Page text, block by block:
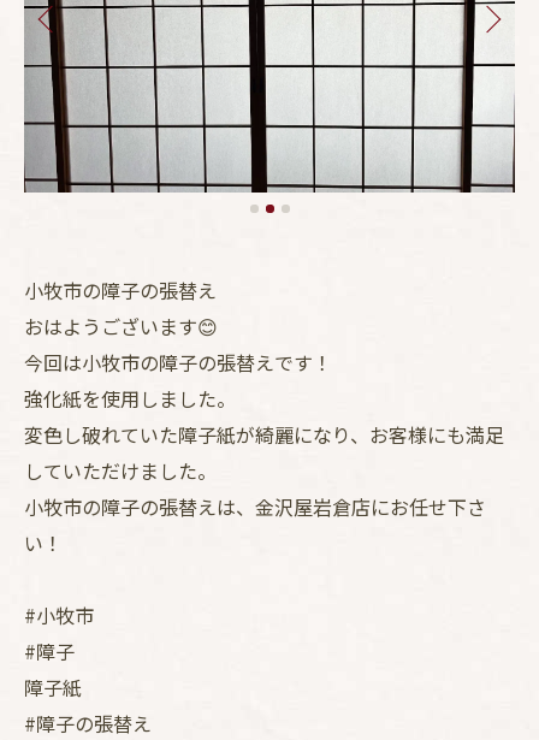
小牧市の障子の張替え
おはようございます😊
今回は小牧市の障子の張替えです！
強化紙を使用しました。
変色し破れていた障子紙が綺麗になり、お客様にも満足
していただけました。
小牧市の障子の張替えは、金沢屋岩倉店にお任せ下さ
い！
#小牧市
#障子
障子紙
#障子の張替え